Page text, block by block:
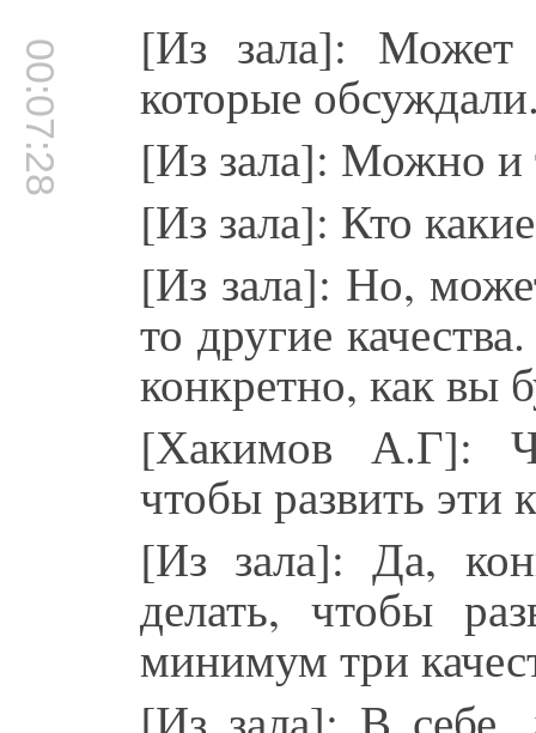
00:07:28 [Из зала]: Может
которые
[Из зала]: Можно и
[Из зала]: Кто
[Из зала]: Но,
то другие
конкретно, как вы
[Хакимов А.Г]:
чтобы развить эти
[Из зала]: Да,
делать, чтобы
минимум три